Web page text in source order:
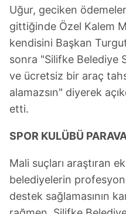
Uğur, geciken
gittiğinde Özel Kalem
kendisini Başkan
sonra "Silifke Belediye
ve ücretsiz bir araç
alamazsın" diyerek
etti.
SPOR KULÜBÜ
Mali suçları araştıran
belediyelerin
destek sağlamasının